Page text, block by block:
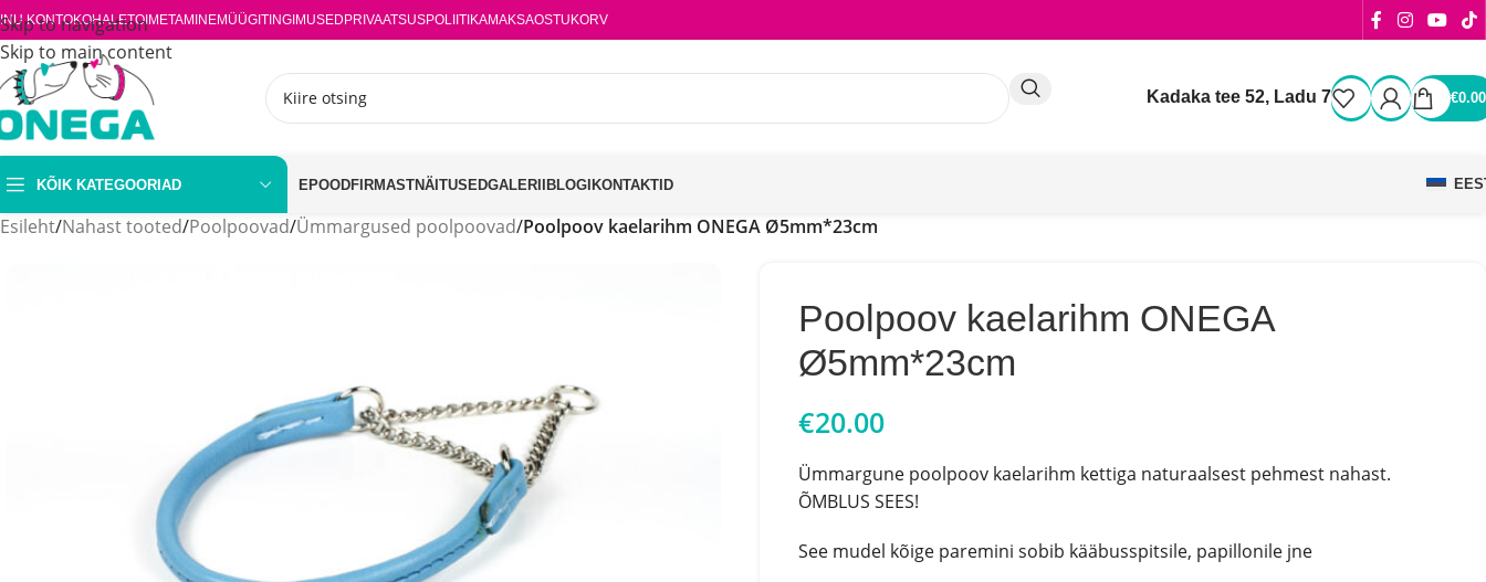
Skip to navigation
Skip to main content
KONTOKOHALETOIMETAMINEMÜÜGITINGIMUSED PRIVAATSUSPOLIITIKAMAKSAOSTUKORV
Kadaka tee 52, Ladu 7 €0.00
KÕIK KATEGOORIAD EPOODFIRMASTNÄITUSEDGALERIIBLOGIKONTAKTID
Esileht/Nahast tooted/Poolpoovad/Ümmargused poolpoovad/Poolpoov kaelarihm ONEGA Ø5mm*23cm
Poolpoov kaelarihm ONEGA
Ø5mm*23cm
€20.00
Ümmargune poolpoov kaelarihm kettiga naturaalsest pehmest nahast.
ÕMBLUS SEES!
See mudel kõige paremini sobib kääbusspitsile, papillonile jne